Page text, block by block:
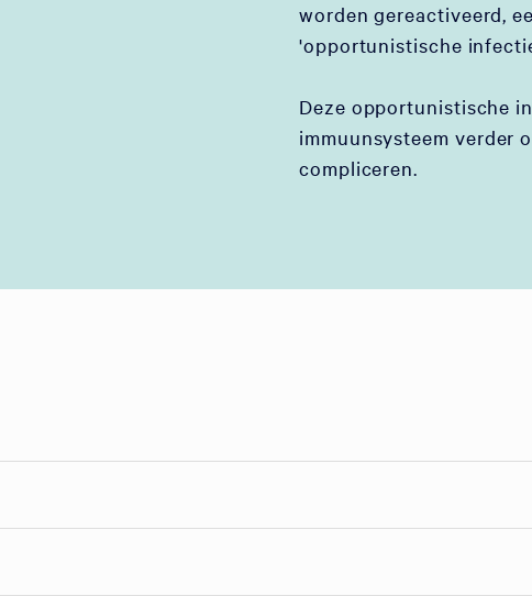
worden gereactiveerd,
'opportunistische
Deze opportunistische
immuunsysteem verder
compliceren.